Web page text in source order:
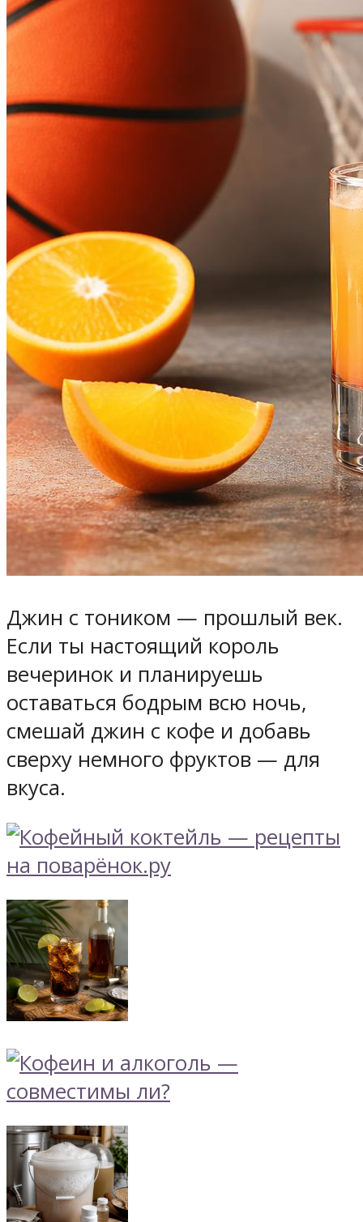
Джин с тоником — прошлый век.
Если ты настоящий король
вечеринок и планируешь
оставаться бодрым всю ночь,
смешай джин с кофе и добавь
сверху немного фруктов — для
вкуса.